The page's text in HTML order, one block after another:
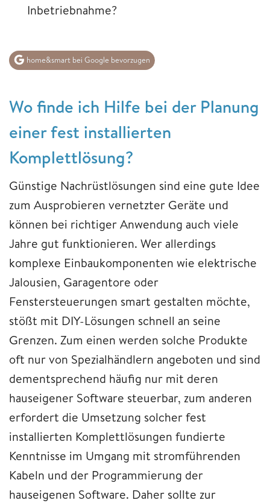
Inbetriebnahme?
home&smart bei Google bevorzugen
Wo finde ich Hilfe bei der Planung
einer fest installierten
Komplettlösung?
Günstige Nachrüstlösungen sind eine gute Idee
zum Ausprobieren vernetzter Geräte und
können bei richtiger Anwendung auch viele
Jahre gut funktionieren. Wer allerdings
komplexe Einbaukomponenten wie elektrische
Jalousien, Garagentore oder
Fenstersteuerungen smart gestalten möchte,
stößt mit DIY-Lösungen schnell an seine
Grenzen. Zum einen werden solche Produkte
oft nur von Spezialhändlern angeboten und sind
dementsprechend häufig nur mit deren
hauseigener Software steuerbar, zum anderen
erfordert die Umsetzung solcher fest
installierten Komplettlösungen fundierte
Kenntnisse im Umgang mit stromführenden
Kabeln und der Programmierung der
hauseigenen Software. Daher sollte zur